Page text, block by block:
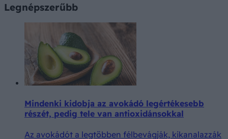
Legnépszerűbb
Mindenki kidobja az avokádó legértékesebb
részét, pedig tele van antioxidánsokkal
Az avokádót a legtöbben félbevágják, kikanalazzák